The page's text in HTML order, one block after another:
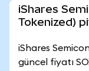
iShares
Tokenized)
iShares
güncel fiyatı